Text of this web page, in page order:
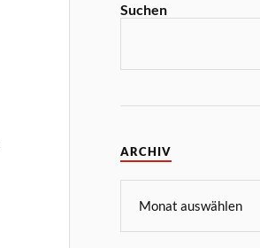
Suchen
ARCHIV